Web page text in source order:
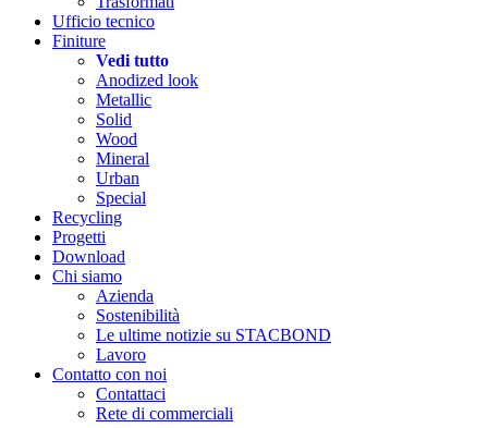
Ufficio tecnico
Finiture
Vedi tutto
Anodized look
Metallic
Solid
Wood
Mineral
Urban
Special
Recycling
Progetti
Download
Chi siamo
Azienda
Sostenibilità
Le ultime notizie su STACBOND
Lavoro
Contatto con noi
Contattaci
Rete di commerciali